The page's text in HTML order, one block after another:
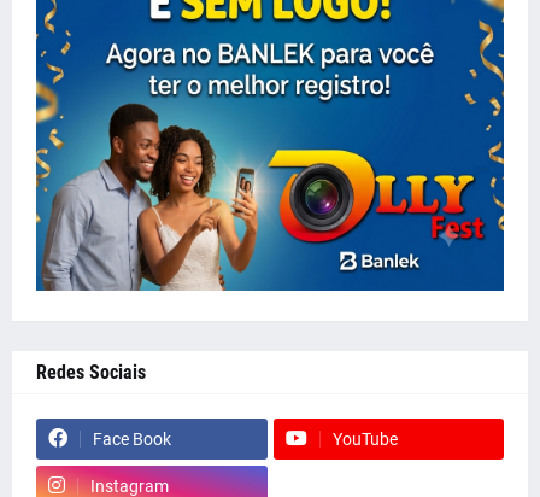
Redes Sociais
Face Book YouTube
Instagram